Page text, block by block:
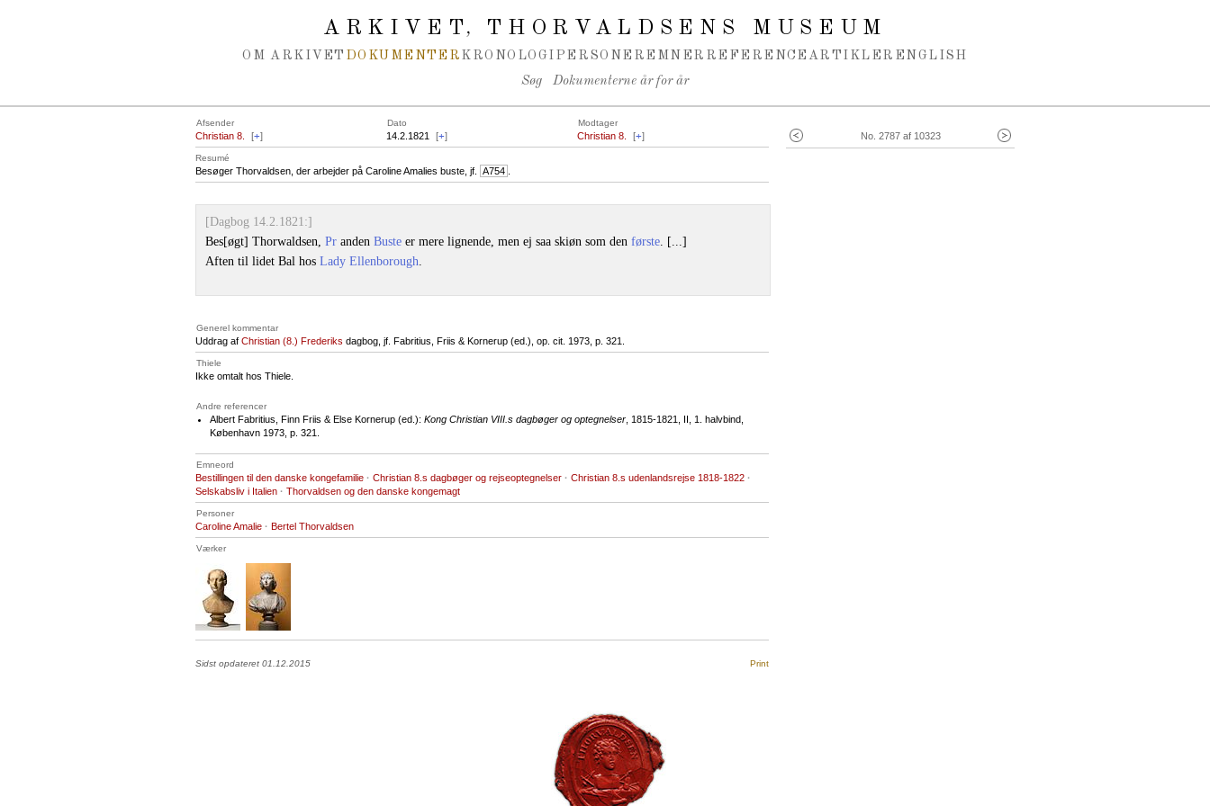
ARKIVET, THORVALDSENS MUSEUM
OM ARKIVET DOKUMENTER KRONOLOGI PERSONER EMNER REFERENCEARTIKLER ENGLISH
Søg Dokumenterne år for år
No. 2787 af 10323
Afsender Dato Modtager
Christian 8. [+] 14.2.1821 [+] Christian 8. [+]
Resumé
Besøger Thorvaldsen, der arbejder på Caroline Amalies buste, jf. A754
[Dagbog 14.2.1821:]
Bes[øgt] Thorwaldsen, Pr anden Buste er mere lignende, men ej saa skiøn som den første. [...]
Aften til lidet Bal hos Lady Ellenborough.
Generel kommentar
Uddrag af Christian (8.) Frederiks dagbog, jf. Fabritius, Friis & Kornerup (ed.), op. cit. 1973, p. 321.
Thiele
Ikke omtalt hos Thiele.
Andre referencer
Albert Fabritius, Finn Friis & Else Kornerup (ed.): Kong Christian VIII.s dagbøger og optegnelser , 1815-1821, II, 1. halvbind,
København 1973, p. 321.
Emneord
Bestillingen til den danske kongefamilie · Christian 8.s dagbøger og rejseoptegnelser · Christian 8.s udenlandsrejse 1818-1822 ·
Selskabsliv i Italien · Thorvaldsen og den danske kongemagt
Personer
Caroline Amalie · Bertel Thorvaldsen
Værker
Sidst opdateret 01.12.2015 Print